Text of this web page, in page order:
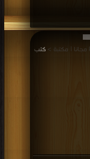
كتب